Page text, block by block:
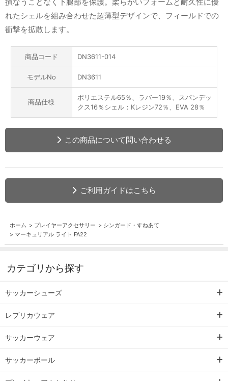
れたシェルを組み合わせた超薄型デザインで、フィールドでの
衝撃を拡散します。
商品コード DN3611-014
モデルNo DN3611
商品仕様
ポリエステル65％、ラバー19％、スパンデッ
クス16％シェル：Kレジン72％、EVA 28％
この商品について問い合わせる
ご利用ガイドはこちら
ホーム > プレイヤーアクセサリー > シンガード・すねあて
> マーキュリアル ライト FA22
カテゴリから探す
サッカーシューズ
レプリカウェア
サッカーウェア
サッカーボール